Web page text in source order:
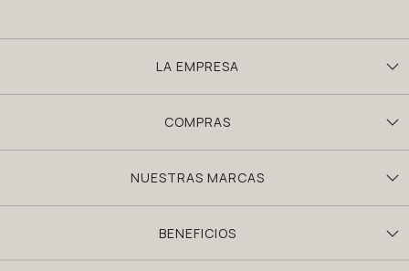
LA EMPRESA
COMPRAS
NUESTRAS MARCAS
BENEFICIOS